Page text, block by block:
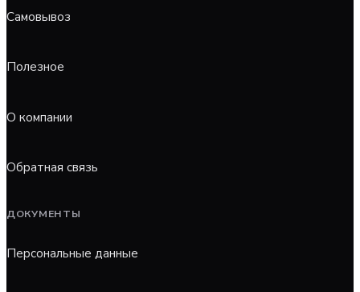
Самовывоз
Полезное
О компании
Обратная связь
ДОКУМЕНТЫ
Персональные данные